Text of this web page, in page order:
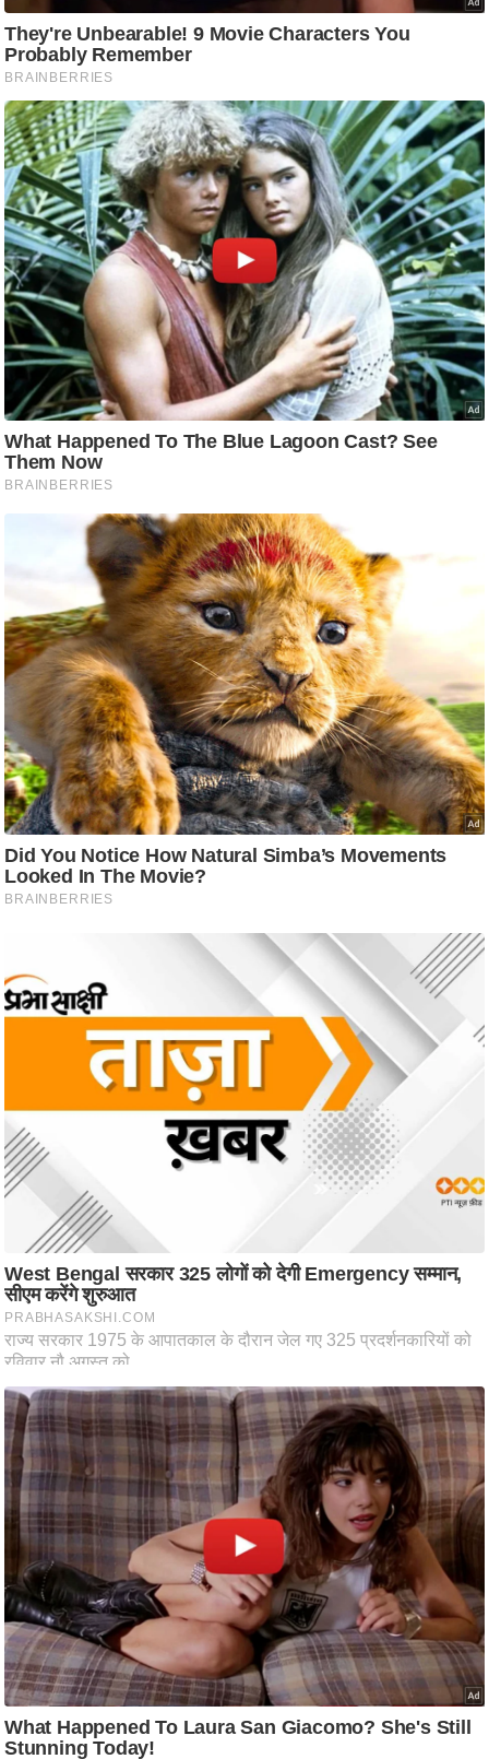
g
N
e
w
s
ला
इ
फ
स्टा
इ
ल
टे
क्नॉ
लॉ
जी
ब्यू
टी
घ
रे
लू
नु
स्खे
प
र्य
ट
न
स्थ
ट
ने
रि
ले
श
शि
प
रा
ज
नी
ति
वि
श्ले
ष
ण
स
म
सा
म
यि
क
मा
तृ